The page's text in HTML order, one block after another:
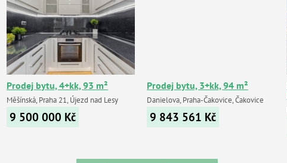
Prodej bytu, 4+kk, 93 m²
Měšínská, Praha 21, Újezd nad Lesy
9 500 000 Kč
Prodej bytu, 3+kk, 94 m²
Danielova, Praha-Čakovice, Čakovice
9 843 561 Kč